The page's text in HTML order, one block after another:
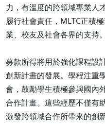
力，有溫度的跨領域專業人
履行社會責任，MLTC正積
業、校友及社會各界的支持。
募款所得將用於強化課程設
創新計畫的發展。學程注重
會，鼓勵學生積極參與國內
合作計畫。這些經歷不僅有
激發跨領域合作所帶來的創